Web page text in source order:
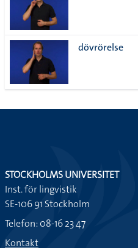
dövrörelse
STOCKHOLMS UNIVERSITET
Inst. för lingvistik
SE-106 91 Stockholm
Telefon: 08-16 23 47
Kontakt